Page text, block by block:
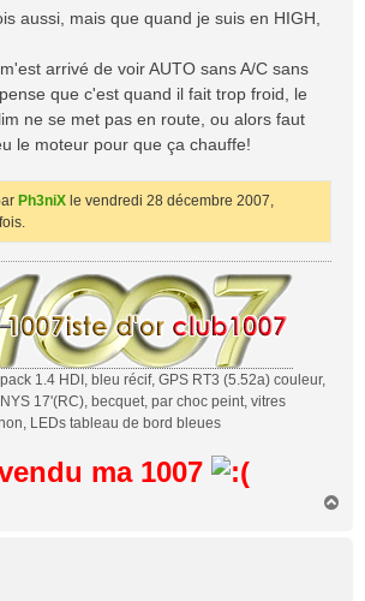
aussi, mais que quand je suis en HIGH,
arrivé de voir AUTO sans A/C sans
que c'est quand il fait trop froid, le
ne se met pas en route, ou alors faut
le moteur pour que ça chauffe!
Ph3niX le vendredi 28 décembre 2007,
1.4 HDI, bleu récif, GPS RT3 (5.52a) couleur,
17'(RC), becquet, par choc peint, vitres
LEDs tableau de bord bleues
ma 1007